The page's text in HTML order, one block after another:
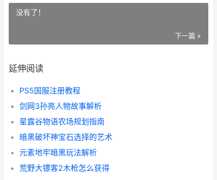
没有了！
下一篇 »
延伸阅读
PS5国服注册教程
剑网3孙亮人物故事解析
星露谷物语农场规划指南
暗黑破坏神宝石选择的艺术
元素地牢暗黑玩法解析
荒野大镖客2木枪怎么获得